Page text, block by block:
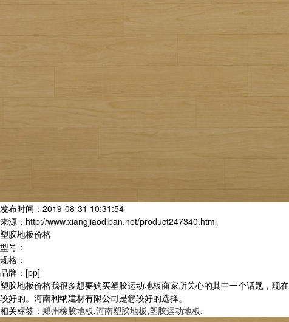
发布时间：2019-08-31 10:31:54
来源：http://www.xiangjiaodiban.net/product247340.html
塑胶地板价格
型号：
规格：
品牌：[pp]
塑胶地板价格我很多想要购买塑胶运动地板商家所关心的其中一个话题，
较好的。河南利纳建材有限公司是您较好的选择。
相关标签： 郑州橡胶地板,河南塑胶地板,塑胶运动地板,